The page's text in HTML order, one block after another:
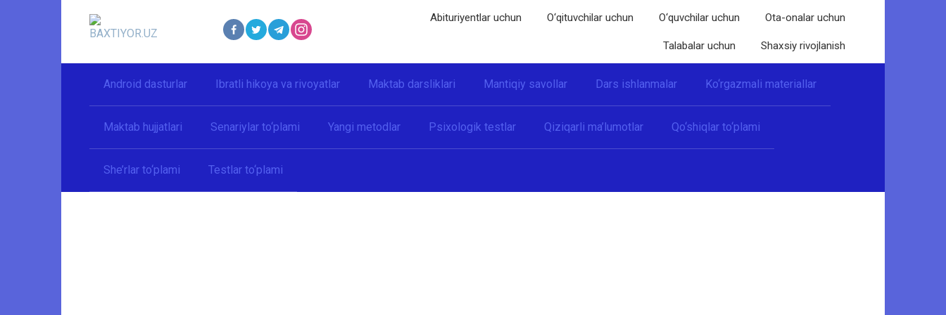
Abituriyentlar uchun O‘qituvchilar uchun O‘quvchilar uchun Ota-onalar uchun
Talabalar uchun Shaxsiy rivojlanish
Android dasturlar Ibratli hikoya va rivoyatlar Maktab darsliklari Mantiqiy savollar Dars ishlanmalar Ko‘rgazmali materiallar
Maktab hujjatlari Senariylar to‘plami Yangi metodlar Psixologik testlar Qiziqarli ma’lumotlar Qo‘shiqlar to‘plami
She’rlar to‘plami Testlar to‘plami